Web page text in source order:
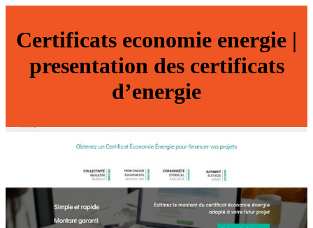
Certificats economie energie |
presen­ta­tion des certificats
d’energie